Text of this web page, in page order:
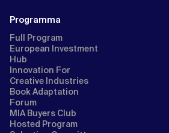
Programma
Full Program
European Investment
Hub
Innovation For
Creative Industries
Book Adaptation
Forum
MIA Buyers Club
Hosted Program